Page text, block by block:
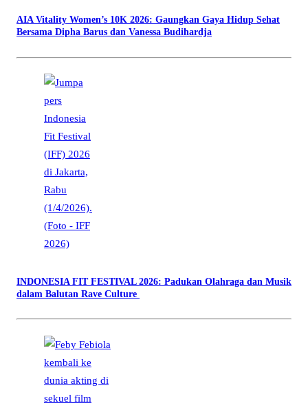
AIA Vitality Women’s 10K 2026: Gaungkan Gaya Hidup Sehat
Bersama Dipha Barus dan Vanessa Budihardja
INDONESIA FIT FESTIVAL 2026: Padukan Olahraga dan Musik
dalam Balutan Rave Culture